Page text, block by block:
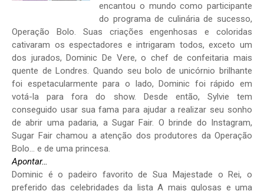
encantou o mundo como participante
do programa de culinária de sucesso,
Operação Bolo. Suas criações engenhosas e coloridas
cativaram os espectadores e intrigaram todos, exceto um
dos jurados, Dominic De Vere, o chef de confeitaria mais
quente de Londres. Quando seu bolo de unicórnio brilhante
foi espetacularmente para o lado, Dominic foi rápido em
votá-la para fora do show. Desde então, Sylvie tem
conseguido usar sua fama para ajudar a realizar seu sonho
de abrir uma padaria, a Sugar Fair. O brinde do Instagram,
Sugar Fair chamou a atenção dos produtores da Operação
Bolo… e de uma princesa.
Apontar…
Dominic é o padeiro favorito de Sua Majestade o Rei, o
preferido das celebridades da lista A mais gulosas e uma